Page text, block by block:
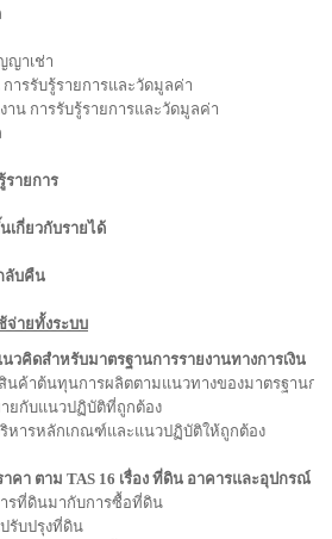
าเช่า
รรับรู้รายการและวัดมูลค่า
การรับรู้รายการและวัดมูลค่า
รายการ
เกี่ยวกับรายได้
ลับคืน
จ่ายทั้งระบบ
วคิดสำหรับมาตรฐานการรายงานทางการเงิน
ค้าต้นทุนการผลิตตามแนวทางของมาตรฐานกา
ยกับแนวปฏิบัติที่ถูกต้อง
หารหลักเกณฑ์และแนวปฏิบัติให้ถูกต้อง
คา ตาม TAS 16 เรื่อง ที่ดิน อาคารและอุปกรณ์
รที่ดินมากับการซื้อที่ดิน
รับปรุงที่ดิน